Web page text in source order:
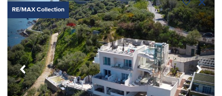
RE/MAX Collection